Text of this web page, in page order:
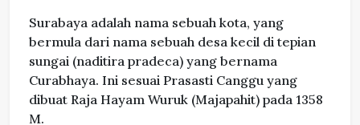
Surabaya adalah nama sebuah kota, yang
bermula dari nama sebuah desa kecil di tepian
sungai (naditira pradeca) yang bernama
Curabhaya. Ini sesuai Prasasti Canggu yang
dibuat Raja Hayam Wuruk (Majapahit) pada 1358
M.